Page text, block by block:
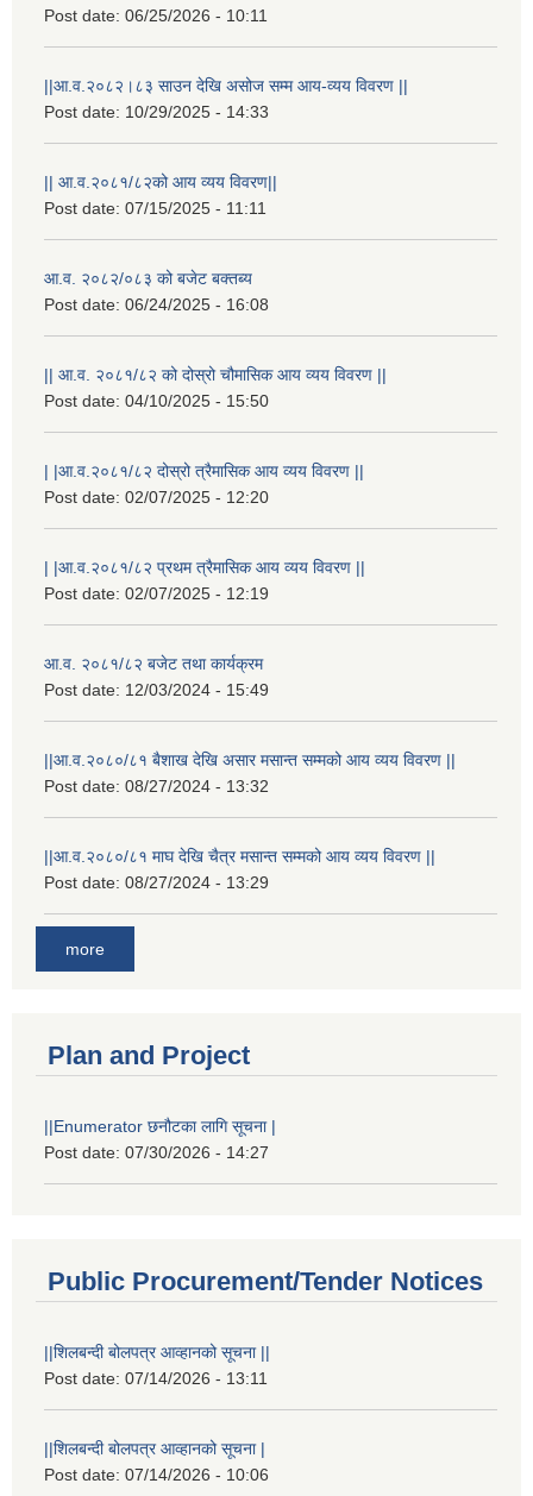
Post date: 06/25/2026 - 10:11
||आ.व.२०८२।८३ साउन देखि असोज सम्म आय-व्यय विवरण ||
Post date: 10/29/2025 - 14:33
|| आ.व.२०८१/८२को आय व्यय विवरण||
Post date: 07/15/2025 - 11:11
आ.व. २०८२/०८३ को बजेट बक्तब्य
Post date: 06/24/2025 - 16:08
|| आ.व. २०८१/८२ को दोस्रो चौमासिक आय व्यय विवरण ||
Post date: 04/10/2025 - 15:50
| |आ.व.२०८१/८२ दोस्रो त्रैमासिक आय व्यय विवरण ||
Post date: 02/07/2025 - 12:20
| |आ.व.२०८१/८२ प्रथम त्रैमासिक आय व्यय विवरण ||
Post date: 02/07/2025 - 12:19
आ.व. २०८१/८२ बजेट तथा कार्यक्रम
Post date: 12/03/2024 - 15:49
||आ.व.२०८०/८१ बैशाख देखि असार मसान्त सम्मको आय व्यय विवरण ||
Post date: 08/27/2024 - 13:32
||आ.व.२०८०/८१ माघ देखि चैत्र मसान्त सम्मको आय व्यय विवरण ||
Post date: 08/27/2024 - 13:29
more
Plan and Project
||Enumerator छनौटका लागि सूचना |
Post date: 07/30/2026 - 14:27
Public Procurement/Tender Notices
||शिलबन्दी बोलपत्र आव्हानको सूचना ||
Post date: 07/14/2026 - 13:11
||शिलबन्दी बोलपत्र आव्हानको सूचना |
Post date: 07/14/2026 - 10:06